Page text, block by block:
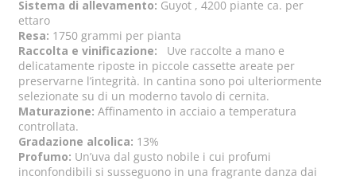
Sistema di allevamento: Guyot , 4200 piante ca. per
ettaro
Resa: 1750 grammi per pianta
Raccolta e vinificazione: Uve raccolte a mano e
delicatamente riposte in piccole cassette areate per
preservarne l’integrità. In cantina sono poi ulteriormente
selezionate su di un moderno tavolo di cernita.
Maturazione: Affinamento in acciaio a temperatura
controllata.
Gradazione alcolica: 13%
Profumo: Un’uva dal gusto nobile i cui profumi
inconfondibili si susseguono in una fragrante danza dai